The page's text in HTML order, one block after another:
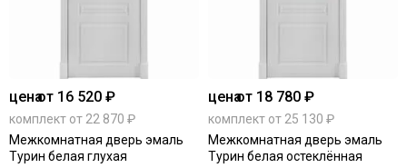
ценаот 16 520 ₽
комплект от 22 870 ₽
Межкомнатная дверь эмаль
Турин белая глухая
ценаот 18 780 ₽
комплект от 25 130 ₽
Межкомнатная дверь эмаль
Турин белая остеклённая